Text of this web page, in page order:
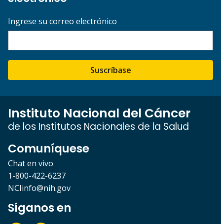
Ingrese su correo electrónico
Suscríbase
Instituto Nacional del Cáncer
de los Institutos Nacionales de la Salud
Comuníquese
Chat en vivo
1-800-422-6237
NCIinfo@nih.gov
Síganos en